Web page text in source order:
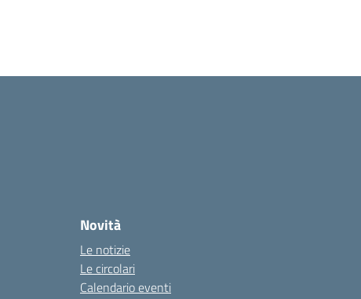
Novità
Le notizie
Le circolari
Calendario eventi